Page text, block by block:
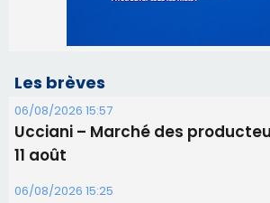
Les brèves
06/08/2026 15:57
Ucciani – Marché des
11 août
06/08/2026 15:25